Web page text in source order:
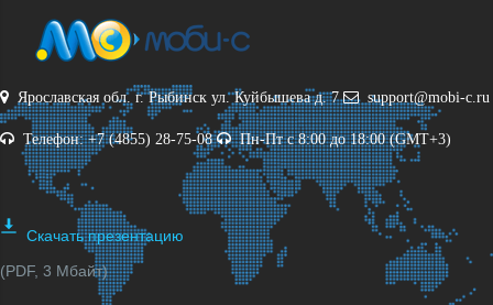
Ярославская обл. г. Рыбинск ул. Куйбышева д. 7 support@mobi-c.ru
Телефон: +7 (4855) 28-75-08 Пн-Пт с 8:00 до 18:00 (GMT+3)
Скачать презентацию
(PDF, 3 Мбайт)